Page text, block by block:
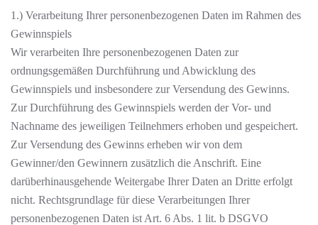
1.) Verarbeitung Ihrer personenbezogenen Daten im Rahmen des
Gewinnspiels
Wir verarbeiten Ihre personenbezogenen Daten zur
ordnungsgemäßen Durchführung und Abwicklung des
Gewinnspiels und insbesondere zur Versendung des Gewinns.
Zur Durchführung des Gewinnspiels werden der Vor- und
Nachname des jeweiligen Teilnehmers erhoben und gespeichert.
Zur Versendung des Gewinns erheben wir von dem
Gewinner/den Gewinnern zusätzlich die Anschrift. Eine
darüberhinausgehende Weitergabe Ihrer Daten an Dritte erfolgt
nicht. Rechtsgrundlage für diese Verarbeitungen Ihrer
personenbezogenen Daten ist Art. 6 Abs. 1 lit. b DSGVO